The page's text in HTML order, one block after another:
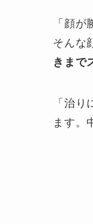
「顔
そんな
きまで
「治
ます。